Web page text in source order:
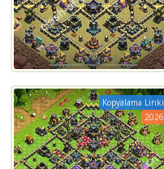
Kopyalama Linki
2026